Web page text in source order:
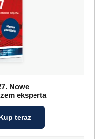
Nowe
eksperta
Kup teraz